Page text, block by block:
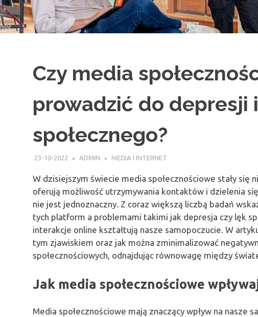
Czy media
prowadzić do depresji
społecznego?
23-10-2022 ADMIN MEDIA I INTERNET
W dzisiejszym świecie media społecznościowe stały się
oferują możliwość utrzymywania kontaktów i dzielenia
nie jest jednoznaczny. Z coraz większą liczbą badań
tych platform a problemami takimi jak depresja czy lęk
interakcje online kształtują nasze samopoczucie. W
tym zjawiskiem oraz jak można zminimalizować
społecznościowych, odnajdując równowagę między
Jak media społecznościowe
Media społecznościowe mają znaczący wpływ na nasze